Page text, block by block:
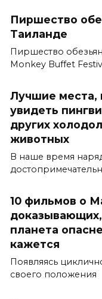
Пиршество
Таиланде
Пиршество
Monkey Buffet
Лучшие места,
увидеть
других
животных
В наше время
10 фильмов о
планета
кажется
Появляясь
своего положения